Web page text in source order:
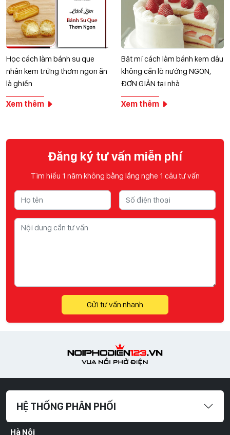
Học cách làm bánh su que
nhân kem trứng thơm ngon ăn
là ghiền
Xem thêm
Bật mí cách làm bánh kem dâu
không cần lò nướng NGON,
ĐƠN GIẢN tại nhà
Xem thêm
Đăng ký tư vấn miễn phí
Tìm hiểu 1 năm không bằng lắng nghe 1 câu tư vấn
Gửi tư vấn nhanh
HỆ THỐNG PHÂN PHỐI
Hà Nội